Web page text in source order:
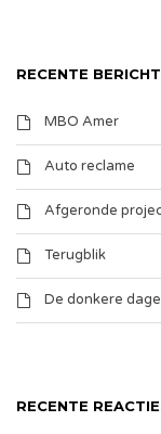
RECENTE
MBO Amer
Auto reclame
Afgeronde
Terugblik
De donkere
RECENTE